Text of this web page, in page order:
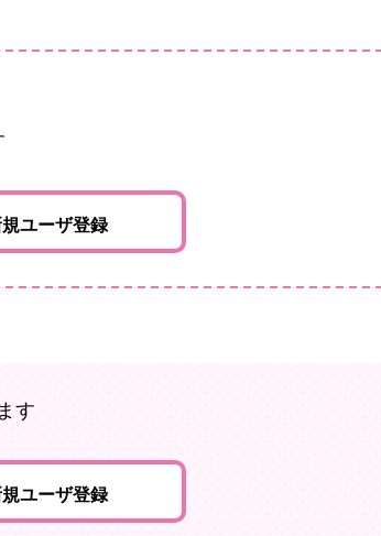
規ユーザ登録
す
規ユーザ登録